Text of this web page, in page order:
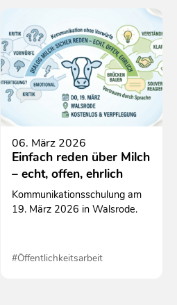
06. März 2026
Einfach reden über Milch
– echt, offen, ehrlich
Kommunikationsschulung am
19. März 2026 in Walsrode.
#Öffentlichkeitsarbeit